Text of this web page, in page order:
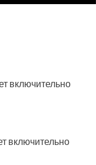
включительно
включительно